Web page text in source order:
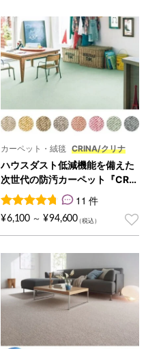
カーペット・絨毯 CRINA/クリナ
ハウスダスト低減機能を備えた
次世代の防汚カーペット『CRIN
A/クリナ』
11
件の利用者評価に基づく5段
11 件
¥6,100 ～ ¥94,600